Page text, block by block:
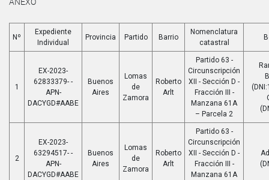
Nº
Expediente
Individual
Provincia Partido Barrio
Nomenclatura
catastral
1
EX-2023-
62833379- -
APN-
DACYGD#AABE
Buenos
Aires
Lomas
de
Zamora
Roberto
Arlt
Partido 63 -
Circunscripción
XII - Sección D -
Fracción III -
Manzana 61A
– Parcela 2
2
EX-2023-
63294517- -
APN-
DACYGD#AABE
Buenos
Aires
Lomas
de
Zamora
Roberto
Arlt
Partido 63 -
Circunscripción
XII - Sección D -
Fracción III -
Manzana 61A